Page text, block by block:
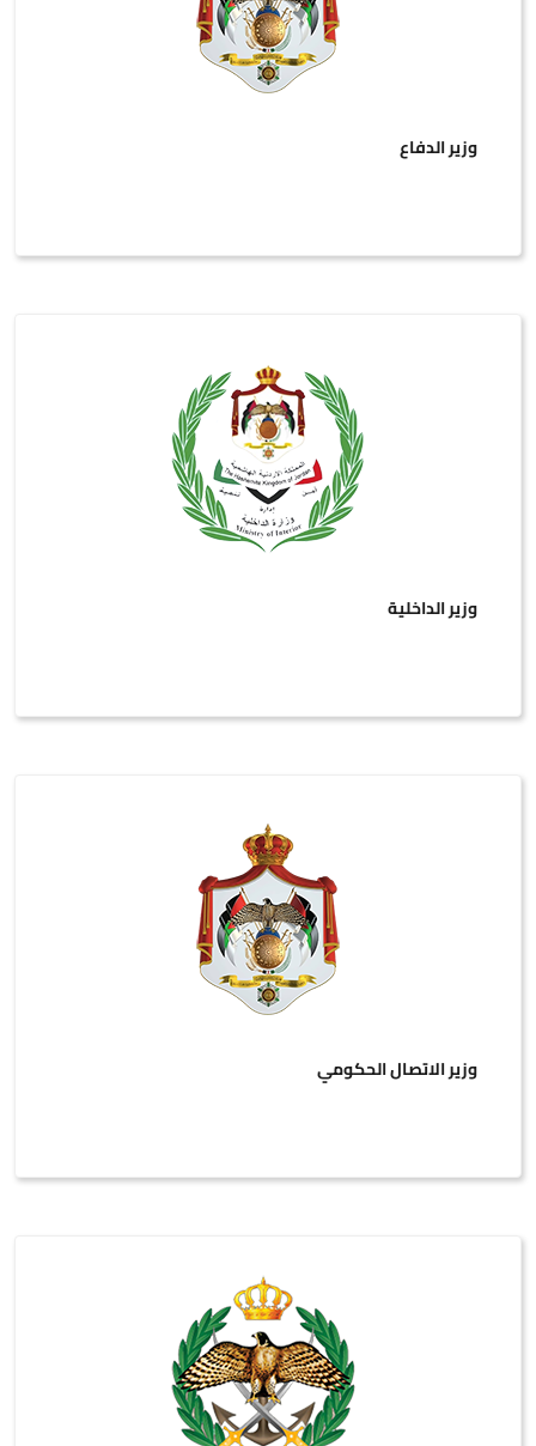
وزير الدفاع
وزير الداخلية
وزير الاتصال الحكومي